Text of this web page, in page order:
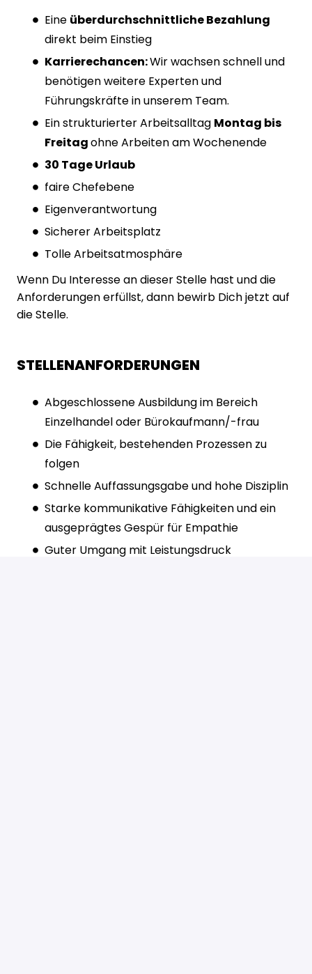
Eine überdurchschnittliche Bezahlung
direkt beim Einstieg
Karrierechancen:Wir wachsen schnell und
benötigen weitere Experten und
Führungskräfte in unserem Team.
Ein strukturierter Arbeitsalltag Montag bis
Freitagohne Arbeiten am Wochenende
30 Tage Urlaub
faire Chefebene
Eigenverantwortung
Sicherer Arbeitsplatz
Tolle Arbeitsatmosphäre
Wenn Du Interesse an dieser Stelle hast und die
Anforderungen erfüllst, dann bewirb Dich jetzt auf
die Stelle.
STELLENANFORDERUNGEN
Abgeschlossene Ausbildung im Bereich
Einzelhandel oder Bürokaufmann/-frau
Die Fähigkeit, bestehenden Prozessen zu
folgen
Schnelle Auffassungsgabe und hohe Disziplin
Starke kommunikative Fähigkeiten und ein
ausgeprägtes Gespür für Empathie
Guter Umgang mit Leistungsdruck